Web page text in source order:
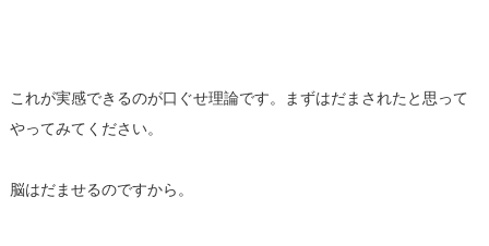
これが実感できるのが口ぐせ理論です。まずはだまされたと思って
やってみてください。
脳はだませるのですから。